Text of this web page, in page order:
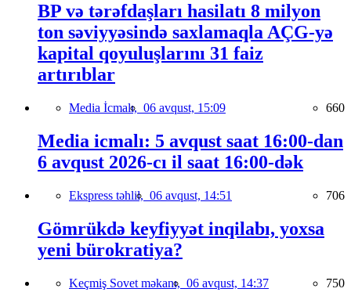
BP və tərəfdaşları hasilatı 8 milyon
ton səviyyəsində saxlamaqla AÇG-yə
kapital qoyuluşlarını 31 faiz
artırıblar
Media İcmalı, 06 avqust, 15:09 660
Media icmalı: 5 avqust saat 16:00-dan
6 avqust 2026-cı il saat 16:00-dək
Ekspress təhlil, 06 avqust, 14:51 706
Gömrükdə keyfiyyət inqilabı, yoxsa
yeni bürokratiya?
Keçmiş Sovet məkanı, 06 avqust, 14:37 750